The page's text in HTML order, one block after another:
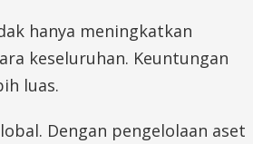
hanya meningkatkan
keseluruhan. Keuntungan
luas.
Dengan pengelolaan aset